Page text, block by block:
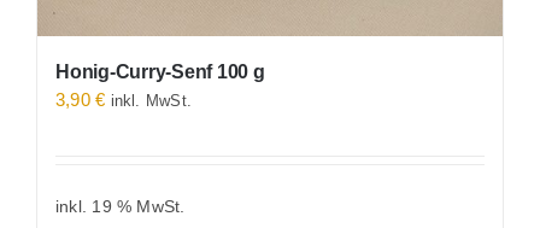
Honig-Curry-Senf 100 g
3,90€ inkl. MwSt.
inkl. 19 % MwSt.